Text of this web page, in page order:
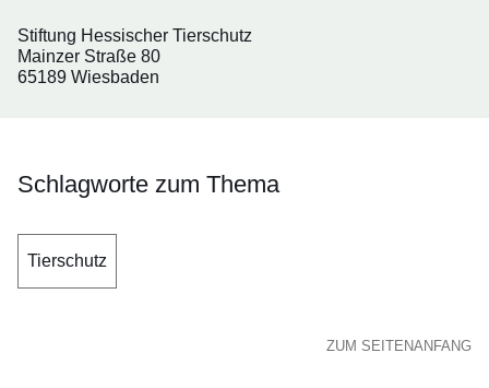
Stiftung Hessischer Tierschutz
Mainzer Straße 80
65189 Wiesbaden
Schlagworte zum Thema
Tierschutz
ZUM SEITENANFANG